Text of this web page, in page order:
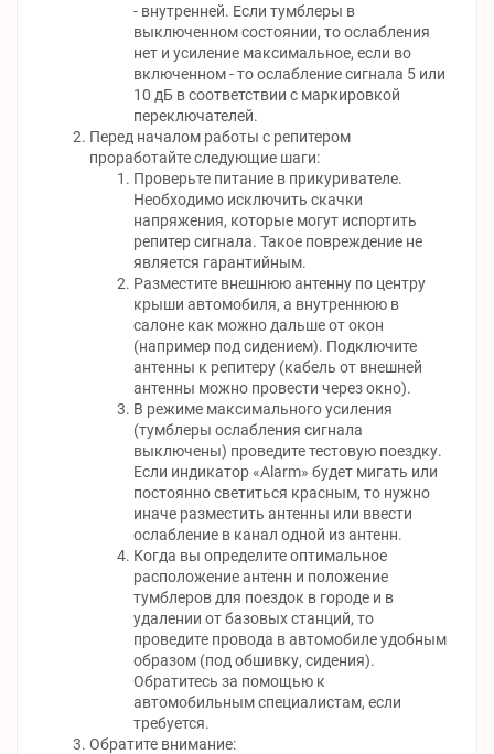
- внутренней. Если тумблеры в
выключенном состоянии, то ослабления
нет и усиление максимальное, если во
включенном - то ослабление сигнала 5 или
10 дБ в соответствии с маркировкой
переключателей.
Перед началом работы с репитером
проработайте следующие шаги:
Проверьте питание в прикуривателе.
Необходимо исключить скачки
напряжения, которые могут испортить
репитер сигнала. Такое повреждение не
является гарантийным.
Разместите внешнюю антенну по центру
крыши автомобиля, а внутреннюю в
салоне как можно дальше от окон
(например под сидением). Подключите
антенны к репитеру (кабель от внешней
антенны можно провести через окно).
В режиме максимального усиления
(тумблеры ослабления сигнала
выключены) проведите тестовую поездку.
Если индикатор «Alarm» будет мигать или
постоянно светиться красным, то нужно
иначе разместить антенны или ввести
ослабление в канал одной из антенн.
Когда вы определите оптимальное
расположение антенн и положение
тумблеров для поездок в городе и в
удалении от базовых станций, то
проведите провода в автомобиле удобным
образом (под обшивку, сидения).
Обратитесь за помощью к
автомобильным специалистам, если
требуется.
Обратите внимание: